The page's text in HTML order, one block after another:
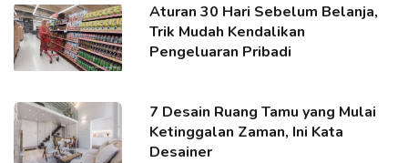
Aturan 30 Hari Sebelum Belanja,
Trik Mudah Kendalikan
Pengeluaran Pribadi
7 Desain Ruang Tamu yang Mulai
Ketinggalan Zaman, Ini Kata
Desainer